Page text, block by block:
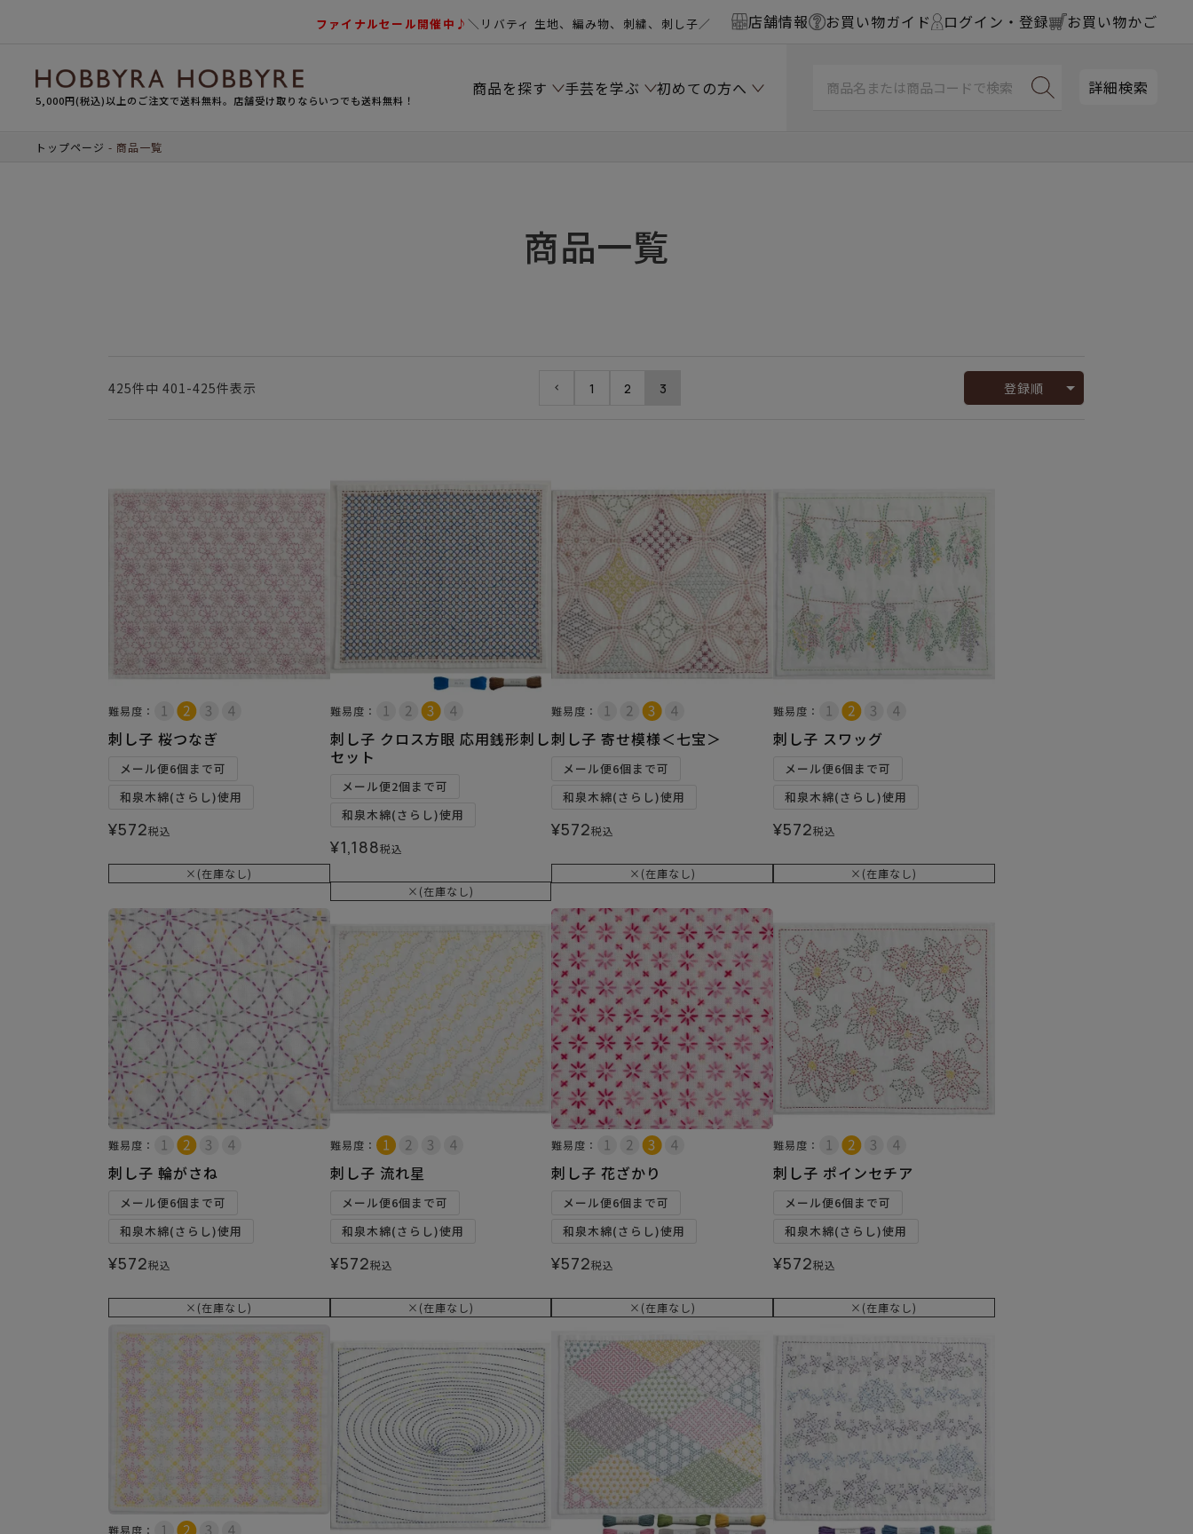
ファイナルセール開催中♪＼リバティ 生地、編み物、刺繍、刺し子／ 店舗情報 お買い物ガイド ログイン・登録 お買い物かご
5,000円(税込)以上のご注文で送料無料。店舗受け取りならいつでも送料無料！
商品を探す 手芸を学ぶ 初めての方へ 詳細検索
トップページ 商品一覧
商品一覧
登録順
425件中 401 -425件表示 1 2 3
難易度：
刺し子 桜つなぎ
メール便6個まで可
和泉木綿(さらし)使用
¥572税込
×(在庫なし)
難易度：
刺し子 クロス方眼 応用銭形刺し
セット
メール便2個まで可
和泉木綿(さらし)使用
¥1,188税込
×(在庫なし)
難易度：
刺し子 寄せ模様＜七宝＞
メール便6個まで可
和泉木綿(さらし)使用
¥572税込
×(在庫なし)
難易度：
刺し子 スワッグ
メール便6個まで可
和泉木綿(さらし)使用
¥572税込
×(在庫なし)
難易度：
刺し子 輪がさね
メール便6個まで可
和泉木綿(さらし)使用
¥572税込
×(在庫なし)
難易度：
刺し子 流れ星
メール便6個まで可
和泉木綿(さらし)使用
¥572税込
×(在庫なし)
難易度：
刺し子 花ざかり
メール便6個まで可
和泉木綿(さらし)使用
¥572税込
×(在庫なし)
難易度：
刺し子 ポインセチア
メール便6個まで可
和泉木綿(さらし)使用
¥572税込
×(在庫なし)
難易度：